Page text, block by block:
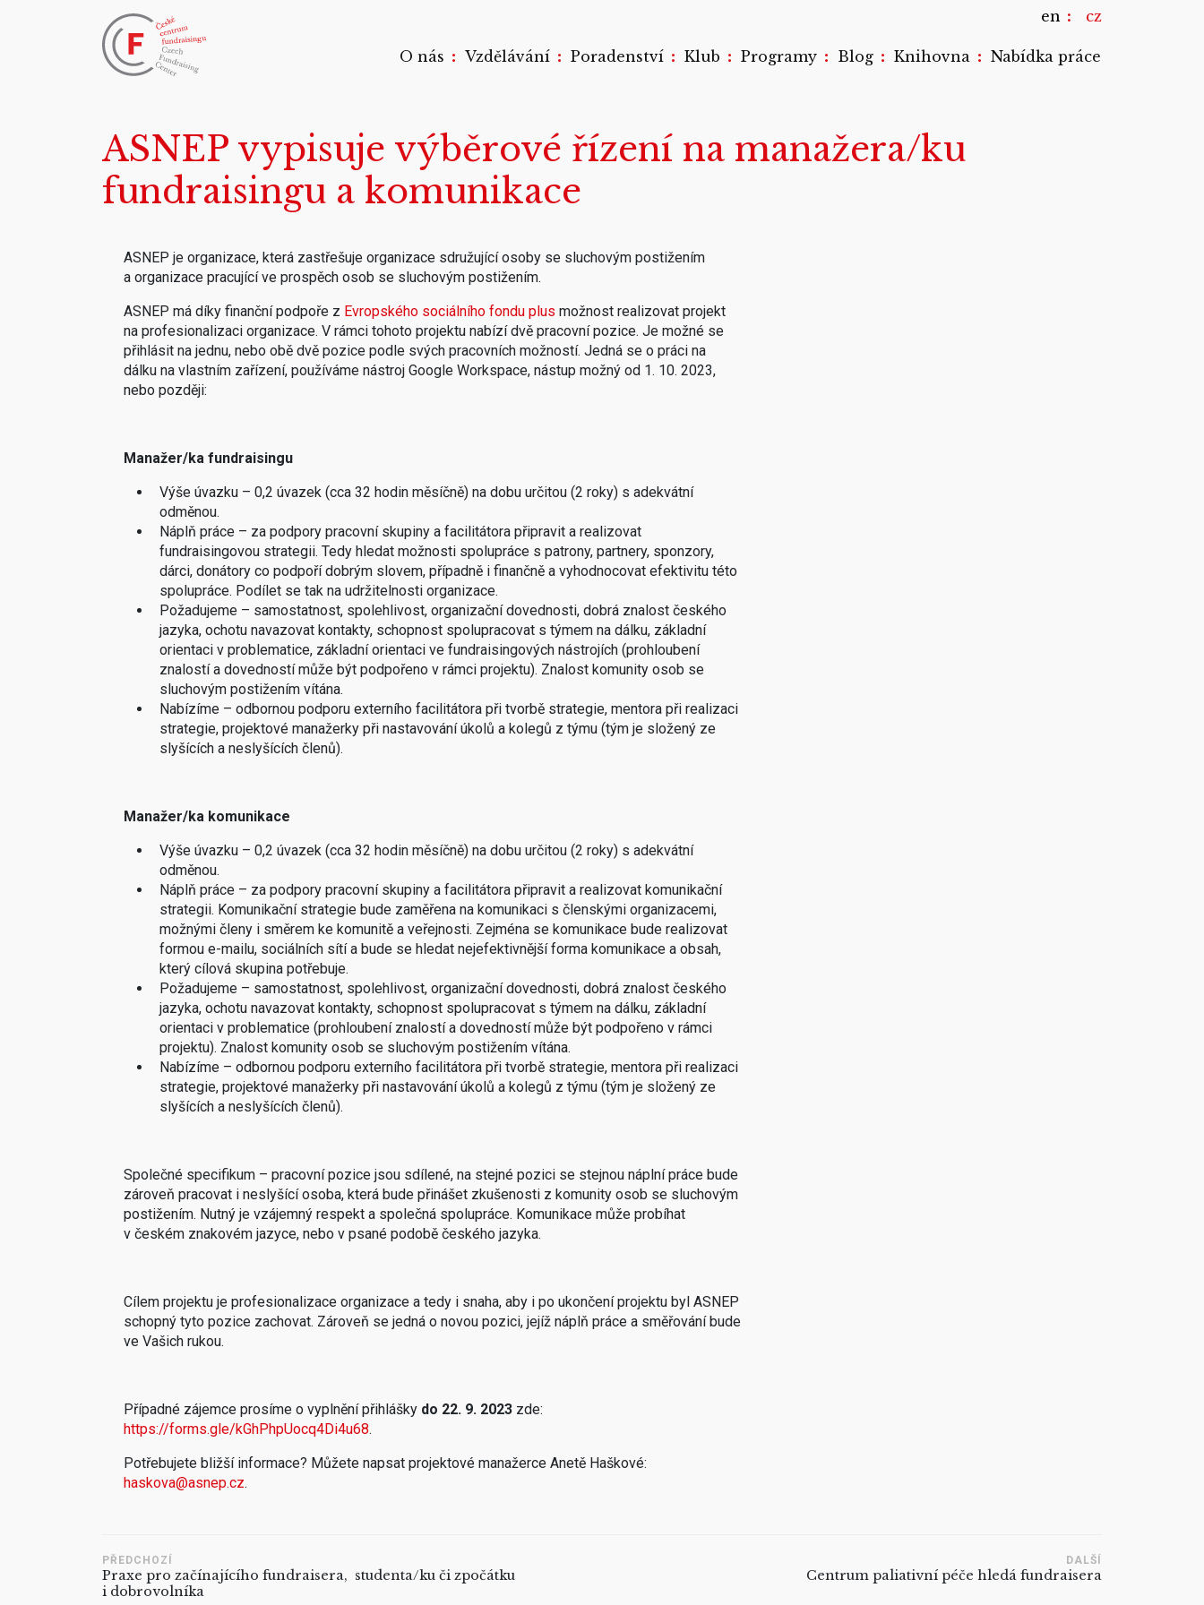
en cz
O nás : Vzdělávání : Poradenství : Klub : Programy : Blog : Knihovna : Nabídka práce
ASNEP vypisuje výběrové řízení na manažera/ku
fundraisingu a komunikace
ASNEP je organizace, která zastřešuje organizace sdružující osoby se sluchovým postižením
a organizace pracující ve prospěch osob se sluchovým postižením.
ASNEP má díky finanční podpoře z Evropského sociálního fondu plus možnost realizovat projekt
na profesionalizaci organizace. V rámci tohoto projektu nabízí dvě pracovní pozice. Je možné se
přihlásit na jednu, nebo obě dvě pozice podle svých pracovních možností. Jedná se o práci na
dálku na vlastním zařízení, používáme nástroj Google Workspace, nástup možný od 1. 10. 2023,
nebo později:
Manažer/ka fundraisingu
Výše úvazku – 0,2 úvazek (cca 32 hodin měsíčně) na dobu určitou (2 roky) s adekvátní
odměnou.
Náplň práce – za podpory pracovní skupiny a facilitátora připravit a realizovat
fundraisingovou strategii. Tedy hledat možnosti spolupráce s patrony, partnery, sponzory,
dárci, donátory co podpoří dobrým slovem, případně i finančně a vyhodnocovat efektivitu této
spolupráce. Podílet se tak na udržitelnosti organizace.
Požadujeme – samostatnost, spolehlivost, organizační dovednosti, dobrá znalost českého
jazyka, ochotu navazovat kontakty, schopnost spolupracovat s týmem na dálku, základní
orientaci v problematice, základní orientaci ve fundraisingových nástrojích (prohloubení
znalostí a dovedností může být podpořeno v rámci projektu). Znalost komunity osob se
sluchovým postižením vítána.
Nabízíme – odbornou podporu externího facilitátora při tvorbě strategie, mentora při realizaci
strategie, projektové manažerky při nastavování úkolů a kolegů z týmu (tým je složený ze
slyšících a neslyšících členů).
Manažer/ka komunikace
Výše úvazku – 0,2 úvazek (cca 32 hodin měsíčně) na dobu určitou (2 roky) s adekvátní
odměnou.
Náplň práce – za podpory pracovní skupiny a facilitátora připravit a realizovat komunikační
strategii. Komunikační strategie bude zaměřena na komunikaci s členskými organizacemi,
možnými členy i směrem ke komunitě a veřejnosti. Zejména se komunikace bude realizovat
formou e-mailu, sociálních sítí a bude se hledat nejefektivnější forma komunikace a obsah,
který cílová skupina potřebuje.
Požadujeme – samostatnost, spolehlivost, organizační dovednosti, dobrá znalost českého
jazyka, ochotu navazovat kontakty, schopnost spolupracovat s týmem na dálku, základní
orientaci v problematice (prohloubení znalostí a dovedností může být podpořeno v rámci
projektu). Znalost komunity osob se sluchovým postižením vítána.
Nabízíme – odbornou podporu externího facilitátora při tvorbě strategie, mentora při realizaci
strategie, projektové manažerky při nastavování úkolů a kolegů z týmu (tým je složený ze
slyšících a neslyšících členů).
Společné specifikum – pracovní pozice jsou sdílené, na stejné pozici se stejnou náplní práce bude
zároveň pracovat i neslyšící osoba, která bude přinášet zkušenosti z komunity osob se sluchovým
postižením. Nutný je vzájemný respekt a společná spolupráce. Komunikace může probíhat
v českém znakovém jazyce, nebo v psané podobě českého jazyka.
Cílem projektu je profesionalizace organizace a tedy i snaha, aby i po ukončení projektu byl ASNEP
schopný tyto pozice zachovat. Zároveň se jedná o novou pozici, jejíž náplň práce a směřování bude
ve Vašich rukou.
Případné zájemce prosíme o vyplnění přihlášky do 22. 9. 2023 zde:
https://forms.gle/kGhPhpUocq4Di4u68.
Potřebujete bližší informace? Můžete napsat projektové manažerce Anetě Haškové:
haskova@asnep.cz.
PŘEDCHOZÍ
Praxe pro začínajícího fundraisera, studenta/ku či zpočátku
i dobrovolníka
DALŠÍ
Centrum paliativní péče hledá fundraisera